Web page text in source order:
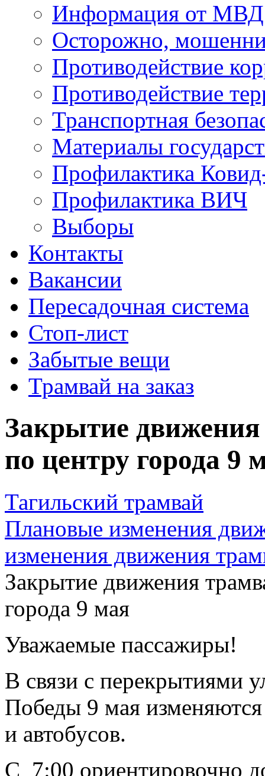
Информация от МВД
Осторожно,
Противодействие
Противодействие
Транспортная
Материалы
Профилактика
Профилактика ВИЧ
Выборы
Контакты
Вакансии
Пересадочная система
Стоп-лист
Забытые вещи
Трамвай на заказ
Закрытие движения
по центру города 9
Тагильский трамвай
Плановые изменения
изменения движения
Закрытие движения
города 9 мая
Уважаемые пассажиры!
В связи с перекрытиями
Победы 9 мая
и автобусов.
С 7:00 ориентировочно